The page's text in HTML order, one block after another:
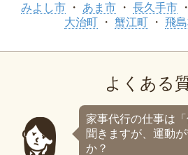
みよし市
あま市 長久手市
大治町
蟹江町 飛
よくある
家事代行の仕事は
聞きますが、運動
か？